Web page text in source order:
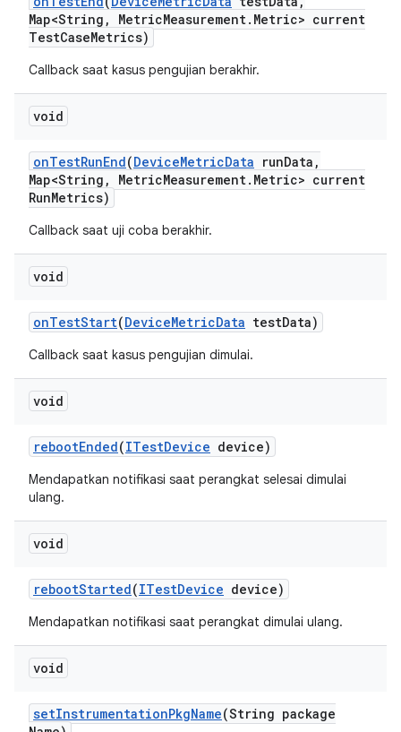
Map<String , MetricMeasurement. Metric> current
TestCaseMetrics)
Callback saat kasus pengujian berakhir.
void
onTestRunEnd(DeviceMetricData runData ,
Map<String , MetricMeasurement. Metric> current
RunMetrics)
Callback saat uji coba berakhir.
void
onTestStart(DeviceMetricData testData)
Callback saat kasus pengujian dimulai.
void
rebootEnded(ITestDevice device)
Mendapatkan notifikasi saat perangkat selesai dimulai
ulang.
void
rebootStarted(ITestDevice device)
Mendapatkan notifikasi saat perangkat dimulai ulang.
void
setInstrumentationPkgName(String package